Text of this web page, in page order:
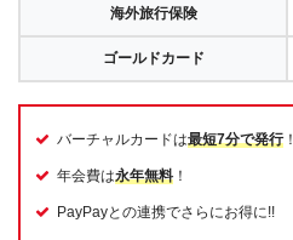
海外旅行保険
ゴールドカード
バーチャルカードは最短7分で発行！
年会費は永年無料 ！
PayPayとの連携でさらにお得に!!